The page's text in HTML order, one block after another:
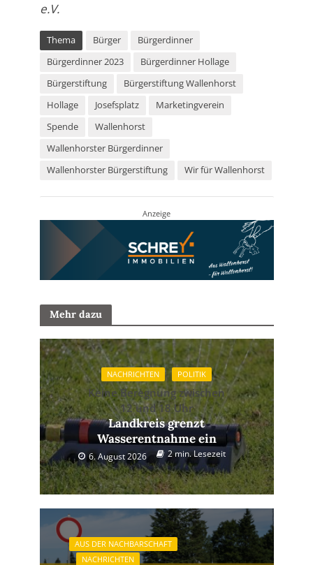
e.V.
Thema Bürger
Bürgerdinner
Bürgerdinner 2023
Bürgerdinner Hollage
Bürgerstiftung
Bürgerstiftung Wallenhorst
Hollage
Josefsplatz
Marketingverein
Spende
Wallenhorst
Wallenhorster Bürgerdinner
Wallenhorster Bürgerstiftung
Wir für Wallenhorst
Anzeige
Mehr dazu
NACHRICHTEN POLITIK
Keine Beregnung zwischen
12 und 18 Uhr
Landkreis grenzt
Wasserentnahme ein
6. August 2026 2 min. Lesezeit
AUS DER NACHBARSCHAFT
NACHRICHTEN